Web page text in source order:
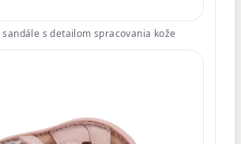
s detailom spracovania kože